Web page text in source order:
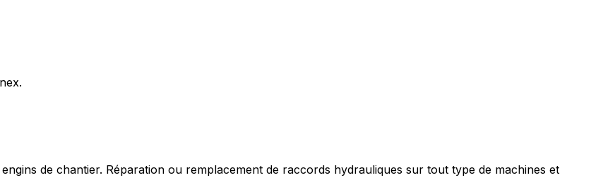
de chantier. Réparation ou remplacement de raccords hydrauliques sur tout type de machines et